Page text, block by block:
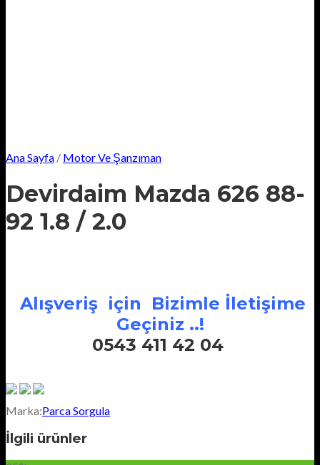
Ana Sayfa / Motor Ve Şanzıman
Devirdaim Mazda 626 88-
92 1.8 / 2.0
Alışveriş için Bizimle İletişime
Geçiniz ..!
0543 411 42 04
Marka:Parca Sorgula
İlgili ürünler